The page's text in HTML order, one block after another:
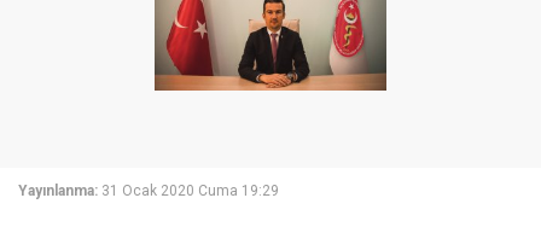
Yayınlanma: 31 Ocak 2020 Cuma 19:29